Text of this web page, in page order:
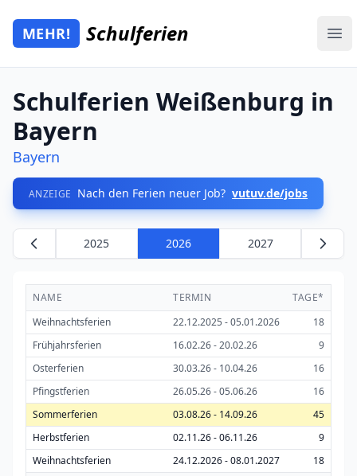
Zum Hauptinhalt springen
Mehr Schulferien
MEHR! Schulferien
Schulferien Weißenburg in
Bayern
Bayern
ANZEIGE Nach den Ferien neuer Job? vutuv.de/jobs
2025 2026 2027
NAME TERMIN
TAGE*
Weihnachtsferien
22.12.2025 - 05.01.2026
18
Frühjahrsferien
16.02.26 - 20.02.26
9
Osterferien
30.03.26 - 10.04.26
16
Pfingstferien
26.05.26 - 05.06.26
16
Sommerferien
03.08.26 - 14.09.26
45
Herbstferien
02.11.26 - 06.11.26
9
Weihnachtsferien
24.12.2026 - 08.01.2027
18